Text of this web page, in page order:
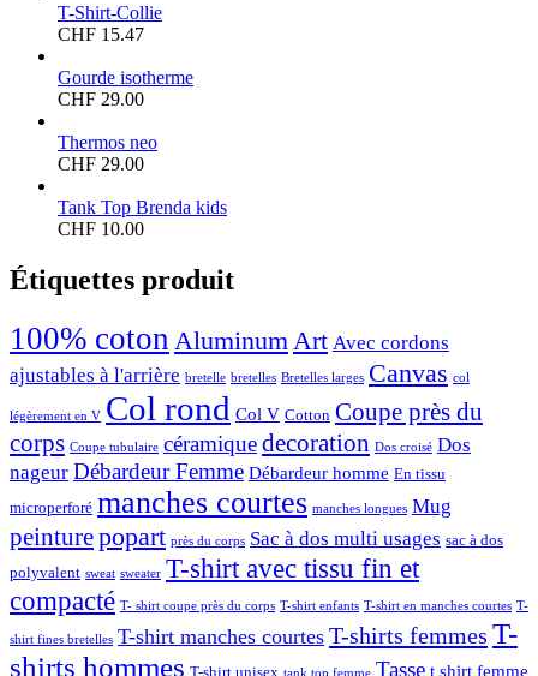
T-Shirt-Collie
CHF 15.47
Gourde isotherme
CHF 29.00
Thermos neo
CHF 29.00
Tank Top Brenda kids
CHF 10.00
Étiquettes produit
100% coton Aluminum Art Avec cordons
ajustables à l'arrière bretelle bretelles Bretelles larges Canvas col
légèrement en V Col rond Col V Cotton Coupe près du
corps Coupe tubulaire céramiquedecoration Dos croisé Dos
nageur Débardeur Femme Débardeur homme En tissu
microperforé manches courtes manches longues Mug
peinturepopart près du corps Sac à dos multi usages sac à dos
polyvalent sweat sweater T-shirt avec tissu fin et
compacté T- shirt coupe près du corps T-shirt enfants T-shirt en manches courtes T-
shirt fines bretelles T-shirt manches courtes T-shirts femmes T-
shirts hommes T-shirt unisex tank top femme Tasse t shirt femme